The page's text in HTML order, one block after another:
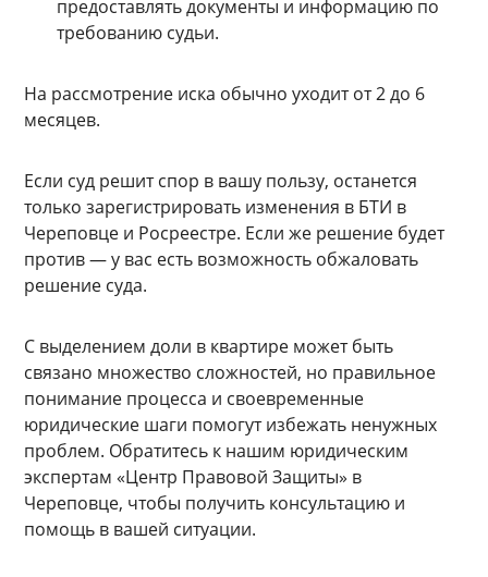
предоставлять документы и информацию по
требованию судьи.
На рассмотрение иска обычно уходит от 2 до 6
месяцев.
Если суд решит спор в вашу пользу, останется
только зарегистрировать изменения в БТИ в
Череповце и Росреестре. Если же решение будет
против — у вас есть возможность обжаловать
решение суда.
С выделением доли в квартире может быть
связано множество сложностей, но правильное
понимание процесса и своевременные
юридические шаги помогут избежать ненужных
проблем. Обратитесь к нашим юридическим
экспертам «Центр Правовой Защиты» в
Череповце, чтобы получить консультацию и
помощь в вашей ситуации.